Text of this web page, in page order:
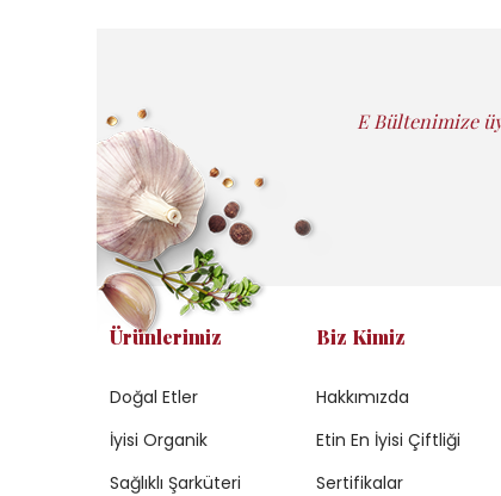
E Bültenimize
Ürünlerimiz
Doğal Etler
İyisi Organik
Sağlıklı Şarküteri
Biz Kimiz
Hakkımızda
Etin En İyisi Çiftliği
Sertifikalar